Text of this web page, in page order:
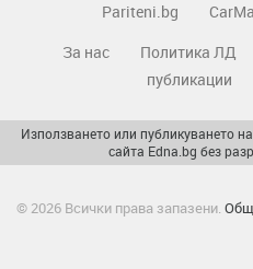
Pariteni.bg
За нас
Политика ЛД
публикации
Използването или публикуването
сайта Edna.bg без
© 2026 Всички права запазени.